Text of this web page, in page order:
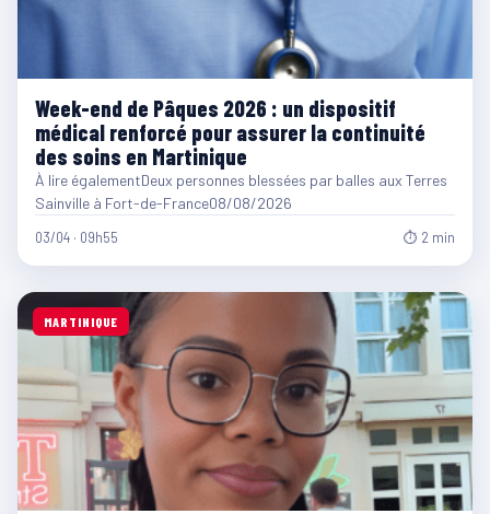
Week-end de Pâques 2026 : un dispositif
médical renforcé pour assurer la continuité
des soins en Martinique
À lire égalementDeux personnes blessées par balles aux Terres
Sainville à Fort-de-France08/08/2026
03/04 · 09h55 ⏱ 2 min
MARTINIQUE